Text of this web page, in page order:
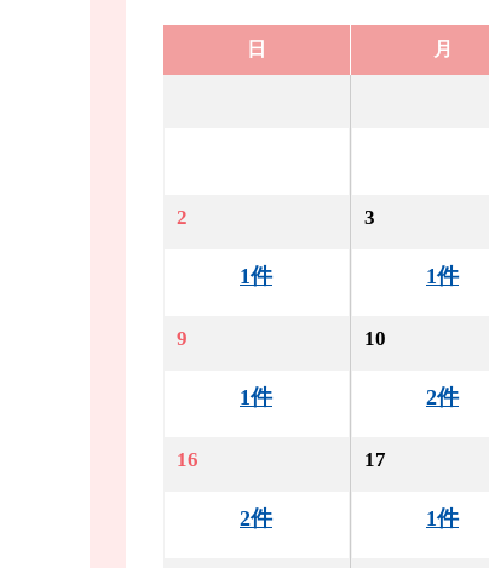
日 月
2
1件
3
1件
9
1件
10
2件
16
2件
17
1件